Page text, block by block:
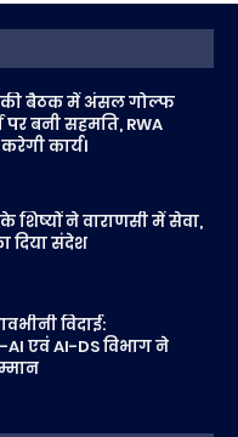
की बैठक में अंसल गोल्फ
बनी सहमति, RWA
कार्य।
शिष्यों ने वाराणसी में सेवा,
दिया संदेश
विदाई:
एवं AI-DS विभाग ने